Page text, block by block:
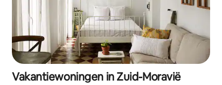
Vakantiewoningen in Zuid-Moravië